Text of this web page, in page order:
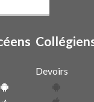
Devoirs